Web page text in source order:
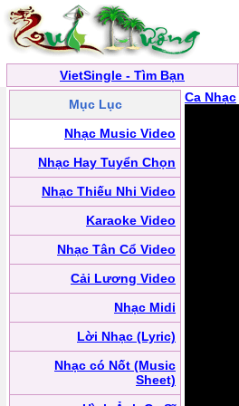
VietSingle - Tìm Bạn
Mục Lục
Nhạc Music Video
Nhạc Hay Tuyển Chọn
Nhạc Thiếu Nhi Video
Karaoke Video
Nhạc Tân Cổ Video
Cải Lương Video
Nhạc Midi
Lời Nhạc (Lyric)
Nhạc có Nốt (Music
Sheet)
Ca Nhạc